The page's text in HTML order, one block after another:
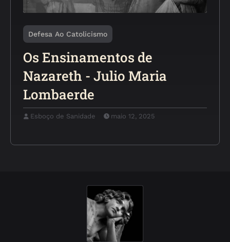
Defesa Ao Catolicismo
Os Ensinamentos de
Nazareth - Julio Maria
Lombaerde
Esboço de Sanidade maio 12, 2025